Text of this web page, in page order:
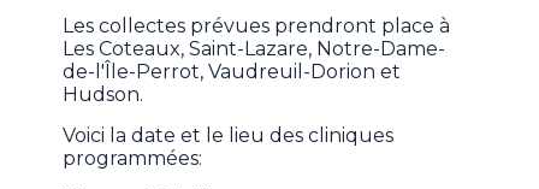
Les collectes prévues prendront place à
Les Coteaux, Saint-Lazare, Notre-Dame-
de-l'Île-Perrot, Vaudreuil-Dorion et
Hudson.
Voici la date et le lieu des cliniques
programmées: